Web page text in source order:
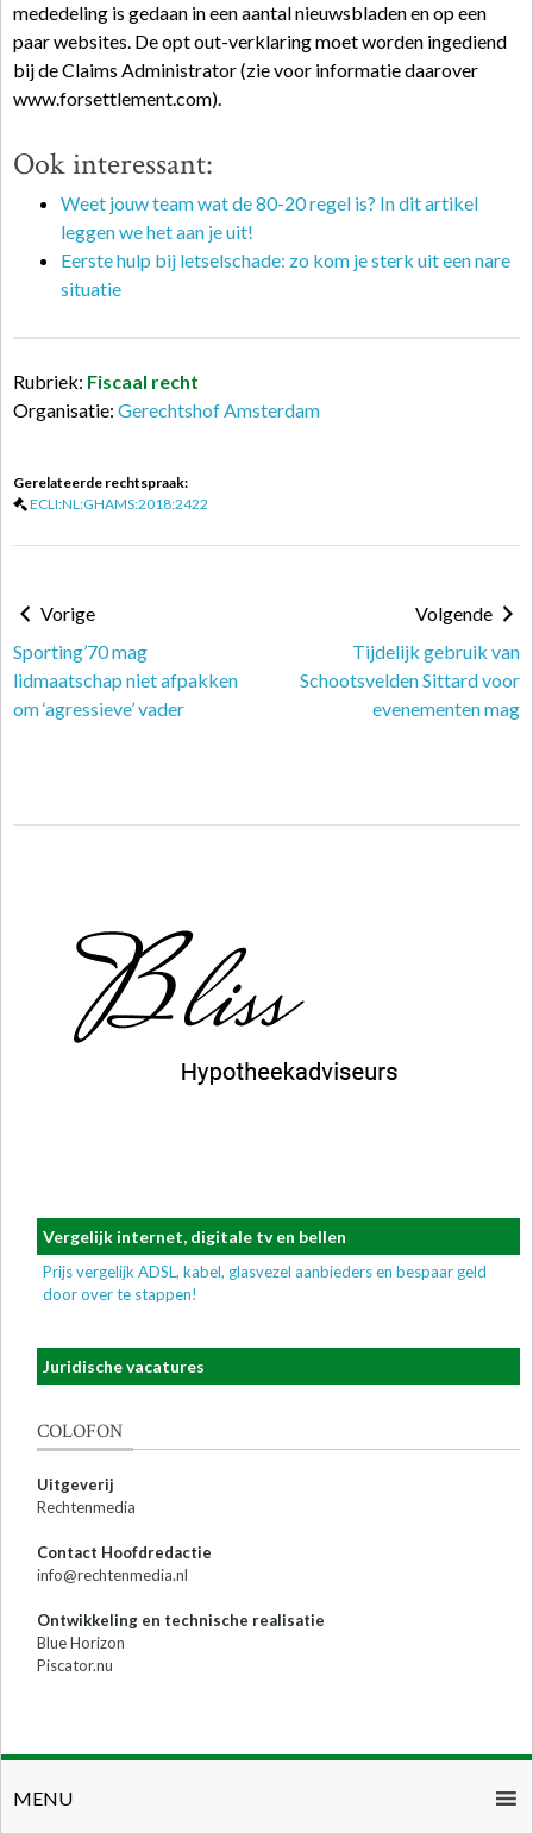
mededeling is gedaan in een aantal nieuwsbladen en op een
paar websites. De opt out-verklaring moet worden ingediend
bij de Claims Administrator (zie voor informatie daarover
www.forsettlement.com).
Ook interessant:
Weet jouw team wat de 80-20 regel is? In dit artikel
leggen we het aan je uit!
Eerste hulp bij letselschade: zo kom je sterk uit een nare
situatie
Rubriek: Fiscaal recht
Organisatie: Gerechtshof Amsterdam
Gerelateerde rechtspraak:
ECLI:NL:GHAMS:2018:2422
Vorige
Sporting’70 mag
lidmaatschap niet afpakken
om ‘agressieve’ vader
Volgende
Tijdelijk gebruik van
Schootsvelden Sittard voor
evenementen mag
Vergelijk internet, digitale tv en bellen
Prijs vergelijk ADSL, kabel, glasvezel aanbieders en bespaar geld
door over te stappen!
Juridische vacatures
COLOFON
Uitgeverij
Rechtenmedia
Contact Hoofdredactie
info@rechtenmedia.nl
Ontwikkeling en technische realisatie
Blue Horizon
Piscator.nu
MENU